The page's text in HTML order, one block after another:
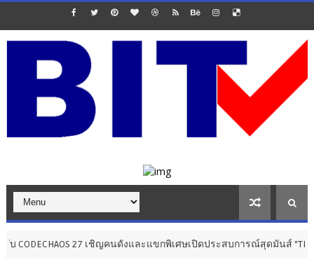
เชิญคนดังและแขกพิเศษเปิดประสบการณ์สุดมันส์ “THE CODECHAOS